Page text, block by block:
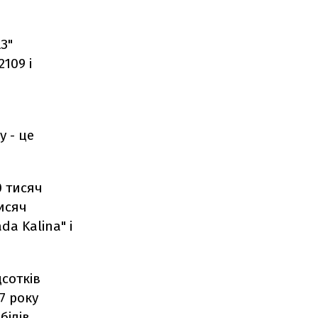
і
- це
тисяч
Kalina" і
року